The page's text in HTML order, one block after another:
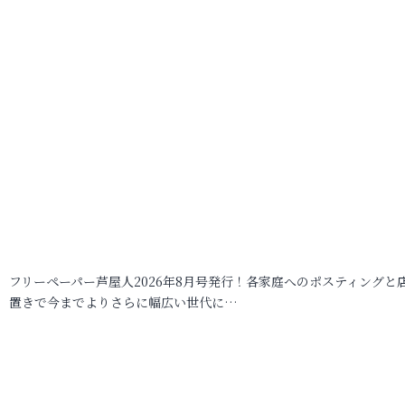
フリーペーパー芦屋人2026年8月号発行！各家庭へのポスティングと
置きで今までよりさらに幅広い世代に…